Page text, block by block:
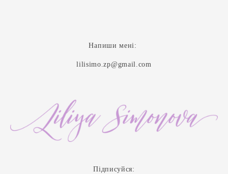
Напиши мені:
lilisimo.zp@gmail.com
Підписуйся: